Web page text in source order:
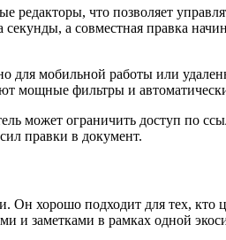
что позволяет
а совместная правка
для мобильной работы или
мощные фильтры и
может ограничить доступ по
правки в документ.
Он хорошо подходит для тех, кто
и заметками в рамках одной